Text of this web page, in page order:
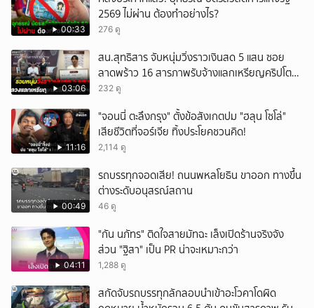
00:33
2569 ไม่ผ่าน ต้องทำอย่างไร?
276 ดู
03:06
สน.สุทธิสาร จับหนุ่มวิ่งราวเงินสด 5 แสน ซอย
ลาดพร้าว 16 สารภาพรับจ้างแลกเหรียญคริปโต
ผ่านแอปฯ
232 ดู
11:16
"จอนนี่ ตะลึงกรุง" ตั้งข้อสังเกตปม "ฮลุน โซโล่"
เสียชีวิตที่จอร์เจีย ทิ้งประโยคชวนคิด!
2,114 ดู
00:49
รถบรรทุกจอดเสีย! ถนนพหลโยธิน ขาออก ทางขึ้น
ต่างระดับอนุสรณ์สถาน
46 ดู
04:11
"กัน นภัทร" ติดใจสายมัทฉะ เล็งเปิดร้านจริงจัง
ส่วน "ฐิสา" เป็น PR น่าจะเหมาะกว่า
1,288 ดู
สกัดจับรถบรรทุกลักลอบนำเข้าอะโวคาโดผิด
ยกเลิก